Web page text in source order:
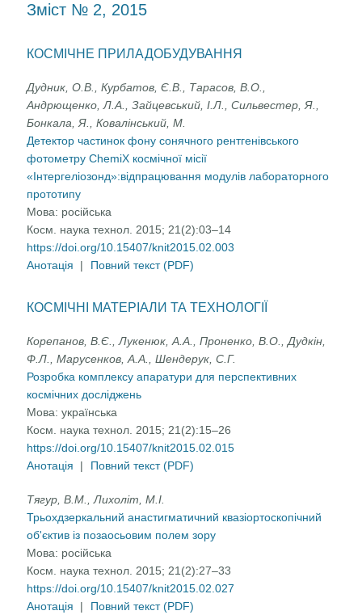
Зміст № 2, 2015
КОСМІЧНЕ ПРИЛАДОБУДУВАННЯ
Дудник, О.В., Курбатов, Є.В., Тарасов, В.О.,
Андрющенко, Л.А., Зайцевський, І.Л., Сильвестер, Я.,
Бонкала, Я., Ковалінський, М.
Детектор частинок фону сонячного рентгенівського
фотометру ChemiX космічної місії
«Інтергеліозонд»:відпрацювання модулів лабораторного
прототипу
Мова: російська
Косм. наука технол. 2015; 21(2):03–14
https://doi.org/10.15407/knit2015.02.003
Анотація
| Повний текст (PDF)
КОСМІЧНІ МАТЕРІАЛИ ТА ТЕХНОЛОГІЇ
Корепанов, В.Є., Лукенюк, А.А., Проненко, В.О., Дудкін,
Ф.Л., Марусенков, А.А., Шендерук, С.Г.
Розробка комплексу апаратури для перспективних
космічних досліджень
Мова:українська
Косм. наука технол. 2015; 21(2):15–26
https://doi.org/10.15407/knit2015.02.015
Анотація
| Повний текст (PDF)
Тягур, В.М., Лихоліт, М.І.
Трьохдзеркальний анастигматичний квазіортоскопічний
об'єктив із позаосьовим полем зору
Мова: російська
Косм. наука технол. 2015; 21(2):27–33
https://doi.org/10.15407/knit2015.02.027
Анотація
| Повний текст (PDF)